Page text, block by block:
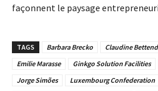
façonnent le paysage
TAGS Barbara Brecko Claudine
Emilie Marasse
Ginkgo Solution Facilities
Jorge Simões
Luxembourg Confederation